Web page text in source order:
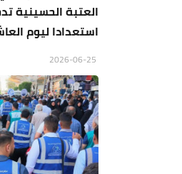
العتبة الحسينية
استعدادا ليوم